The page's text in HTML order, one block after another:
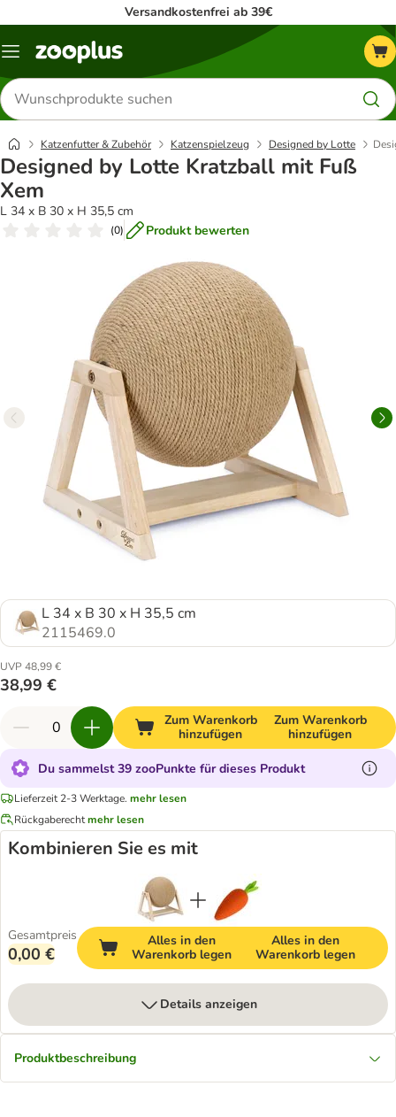
Versandkostenfrei ab 39€
Menü
Produkte
suchen
Katzenfutter & Zubehör Katzenspielzeug Designed by Lotte
Designed by Lotte Kratzball mit Fuß
Xem
L 34 x B 30 x H 35,5 cm
(0) Produkt bewerten
L 34 x B 30 x H 35,5 cm
2115469.0
UVP 48,99 €
38,99 €
Zum Warenkorb
hinzufügen
Zum Warenkorb
hinzufügen
Du sammelst 39 zooPunkte für dieses Produkt
Lieferzeit 2-3 Werktage. mehr lesen
Rückgaberechtmehr lesen
Kombinieren Sie es mit
Gesamtpreis
0,00 €
Alles in den
Warenkorb legen
Alles in den
Warenkorb legen
Details anzeigen
Produktbeschreibung